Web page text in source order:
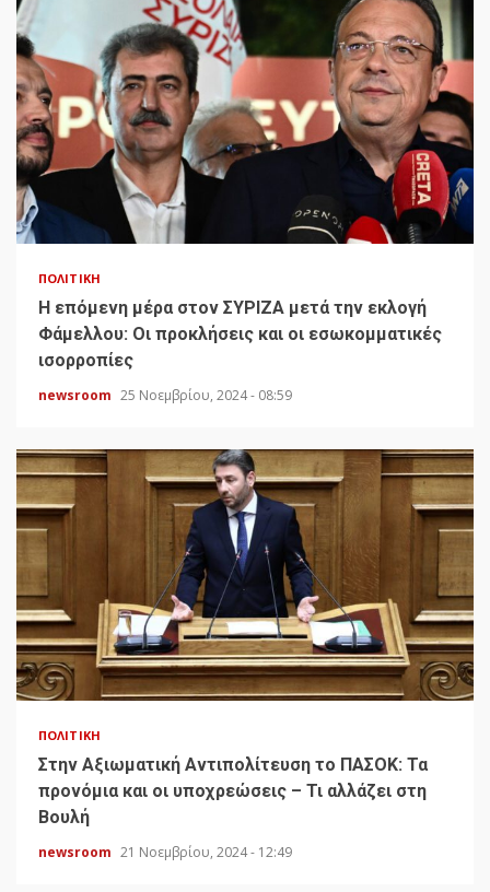
ΠΟΛΙΤΙΚΉ
H επόμενη μέρα στον ΣΥΡΙΖΑ μετά την εκλογή
Φάμελλου: Οι προκλήσεις και οι εσωκομματικές
ισορροπίες
newsroom 25 Νοεμβρίου, 2024 - 08:59
ΠΟΛΙΤΙΚΉ
Στην Αξιωματική Αντιπολίτευση το ΠΑΣΟΚ: Τα
προνόμια και οι υποχρεώσεις – Τι αλλάζει στη
Βουλή
newsroom 21 Νοεμβρίου, 2024 - 12:49